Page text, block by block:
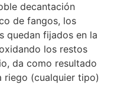
decantación
de fangos, los
quedan fijados en la
los restos
da como resultado
riego (cualquier tipo)